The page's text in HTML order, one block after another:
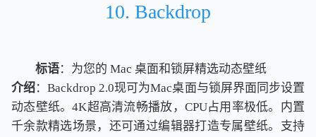
10. Backdrop
标语：为您的 Mac 桌面和锁屏精选动态壁纸
介绍：Backdrop 2.0现可为Mac桌面与锁屏界面同步设置
动态壁纸。4K超高清流畅播放，CPU占用率极低。内置
千余款精选场景，还可通过编辑器打造专属壁纸。支持